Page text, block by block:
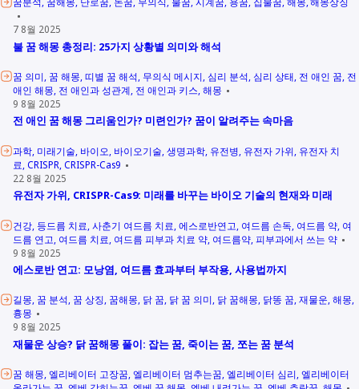
7 8월 2025
불 꿈 해몽 총정리: 25가지 상황별 의미와 해석
꿈 의미 꿈 해몽 띠별 꿈 해석 무의식 메시지 심리 분석 심리 상태 전 애인 꿈 전
애인 해몽 전 애인과 성관계 전 애인과 키스 해몽
9 8월 2025
전 애인 꿈 해몽 그리움인가? 미련인가? 꿈이 알려주는 속마음
과학 미래기술 바이오 바이오기술 생명과학 유전병 유전자 가위 유전자 치
료 CRISPR CRISPR-Cas9
22 8월 2025
유전자 가위, CRISPR-Cas9: 미래를 바꾸는 바이오 기술의 현재와 미래
건강 등드름 치료 사춘기 여드름 치료 에스로반연고 여드름 손독 여드름 약 여
드름 연고 여드름 치료 여드름 피부과 치료 약 여드름약 피부과에서 쓰는 약
9 8월 2025
에스로반 연고: 모낭염, 여드름 효과부터 부작용, 사용법까지
길몽 꿈 분석 꿈 상징 꿈해몽 닭 꿈 닭 꿈 의미 닭 꿈해몽 닭똥 꿈 재물운 해몽
흉몽
9 8월 2025
재물운 상승? 닭 꿈해몽 풀이: 잡는 꿈, 죽이는 꿈, 쪼는 꿈 분석
꿈 해몽 엘리베이터 고장꿈 엘리베이터 멈추는꿈 엘리베이터 심리 엘리베이터